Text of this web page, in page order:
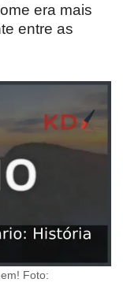
era mais
entre as
Foto: